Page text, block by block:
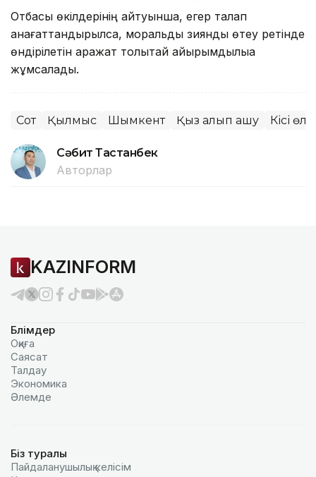
Отбасы өкілдерінің айтуынша, егер талап
қанағаттандырылса, моральдық зиянды өтеу ретінде
өндірілетін қаражат толықтай қайырымдылыққа
жұмсалады.
Сот Қылмыс Шымкент Қыз алып қашу Кісі
Сәбит Тастанбек
Авторлар
KAZINFORM
Бөлімдер
Оқиға
Саясат
Талдау
Экономика
Әлемде
Біз туралы
Пайдаланушылық келiciм